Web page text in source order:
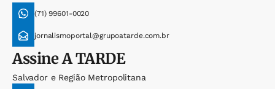
(71) 99601-0020
jornalismoportal@grupoatarde.com.br
AssineA TARDE
Salvador e Região Metropolitana